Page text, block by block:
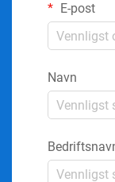
E-post
Navn